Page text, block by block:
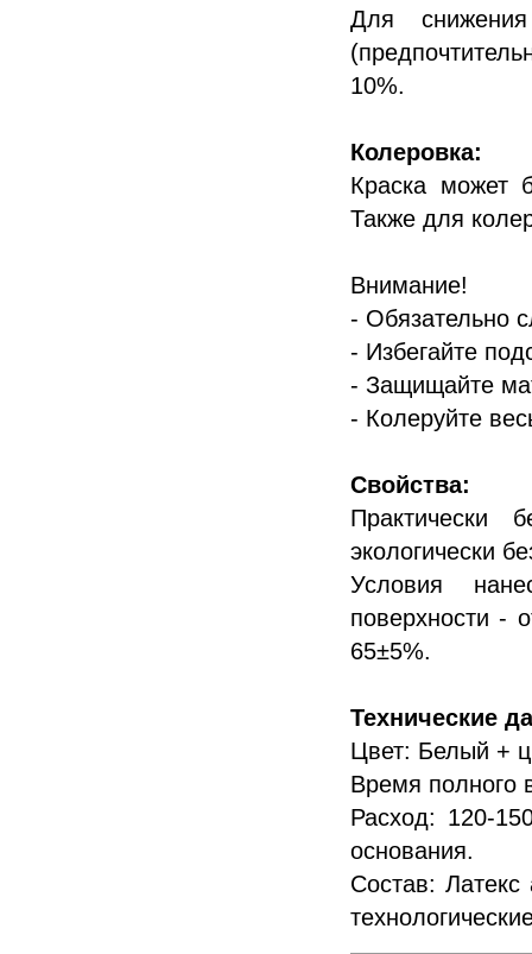
Для
10%.
Колеровка:
Краска может
Также для
Внимание!
- Обязательно
- Избегайте
- Защищайте
- Колеруйте
Свойства:
Практически
экологически
Условия
поверхности -
65±5%.
Технические
Цвет: Белый +
Время полного
Расход: 120-
основания.
Состав: Латекс